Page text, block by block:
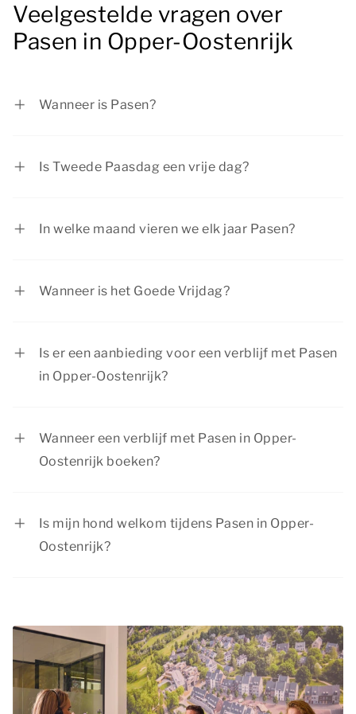
Veelgestelde vragen over
Pasen in Opper-Oostenrijk
Wanneer is Pasen?
Is Tweede Paasdag een vrije dag?
In welke maand vieren we elk jaar Pasen?
Wanneer is het Goede Vrijdag?
Is er een aanbieding voor een verblijf met Pasen
in Opper-Oostenrijk?
Wanneer een verblijf met Pasen in Opper-
Oostenrijk boeken?
accommodatie van jouw voorkeur nog
beschikbaar is.
Is mijn hond welkom tijdens Pasen in Opper-
Oostenrijk?
accommodaties zijn huisdieren toegestaan.
Bekijk bij het accommodatietype op onze
website of huisdieren daarin zijn toegestaan.
Vergeet niet om je huisdier op te geven bij het